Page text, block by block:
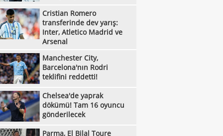
Çorum FK, Jesus Ramirez'i kadrosuna
Fisnik Asllani'nin Leipzig'e transferi son
Erzurumspor, Ebosele ile anlaştı!
Metehan Altunbaş, Kocaelispor'da
Fenerbahçe'ye müjdeli haber: Romelu
Filenin Sultanları, Fransa'yı yine devirdi!
Manchester City'de mutlu son: Geronimo
Kıvanç Taşyaran ve Buğra Ünal, Avrupa
Cristian Romero
transferinde dev yarış:
Inter, Atletico Madrid ve
Arsenal
Manchester City,
Barcelona'nın Rodri
teklifini reddetti!
Chelsea'de yaprak
dökümü! Tam 16 oyuncu
gönderilecek
Parma, El Bilal Toure